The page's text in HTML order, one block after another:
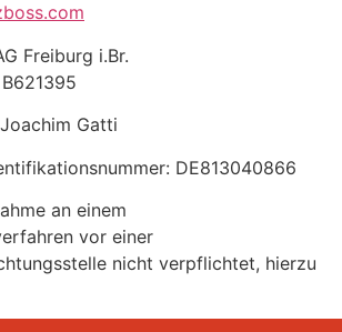
Freiburg i.Br.
Gatti
DE813040866
an einem
vor einer
nicht verpflichtet, hierzu